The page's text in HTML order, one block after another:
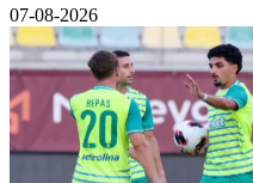
07-08-2026